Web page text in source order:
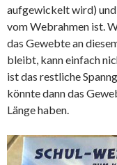
aufgewickelt wird)
vom Webrahmen ist.
das Gewebte an
bleibt, kann einfach
ist das restliche
könnte dann das
Länge haben.